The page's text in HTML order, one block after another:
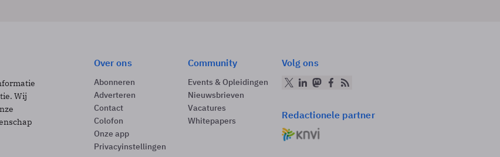
Wij
Over ons
Abonneren
Adverteren
Contact
Colofon
Onze app
Privacyinstellingen
Community
Events & Opleidingen
Nieuwsbrieven
Vacatures
Whitepapers
Volg ons
Redactionele partner